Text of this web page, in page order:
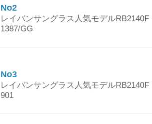
No2
レイバンサングラス人気モデルRB2140F
1387/GG
No3
レイバンサングラス人気モデルRB2140F
901